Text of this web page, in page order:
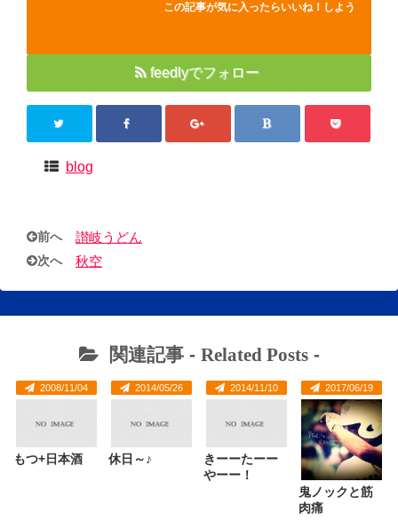
この記事が気に入ったらいいね！しよう
feedlyでフォロー
blog
前へ 讃岐うどん
次へ 秋空
関連記事 - Related Posts-
2008/11/04
もつ+日本酒
2014/05/26
休日～♪
2014/11/10
きーーたーー
やーー！
2017/06/19
鬼ノックと筋
肉痛